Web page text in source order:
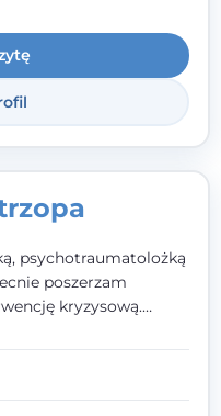
a także
Terapii
psychotraumatolożką
poszerzam
kryzysową.
trzeciej fali, łącząc
skuteczności.
dorosłym i parom w